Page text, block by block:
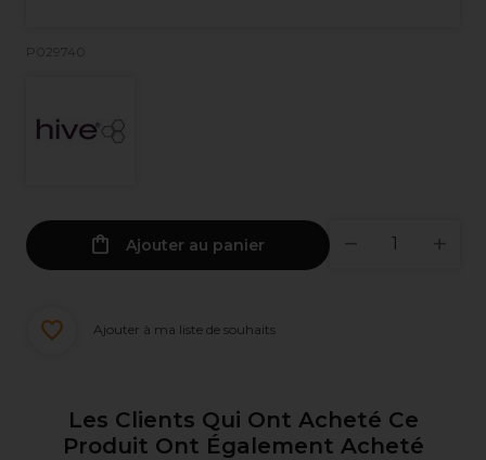
P029740
Ajouter au panier
Ajouter à ma liste de souhaits
Les Clients Qui Ont Acheté Ce
Produit Ont Également Acheté